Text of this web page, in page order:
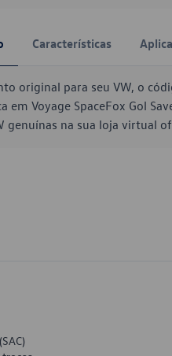
Características
original para seu VW, o
em Voyage SpaceFox Gol
genuínas na sua loja virtual